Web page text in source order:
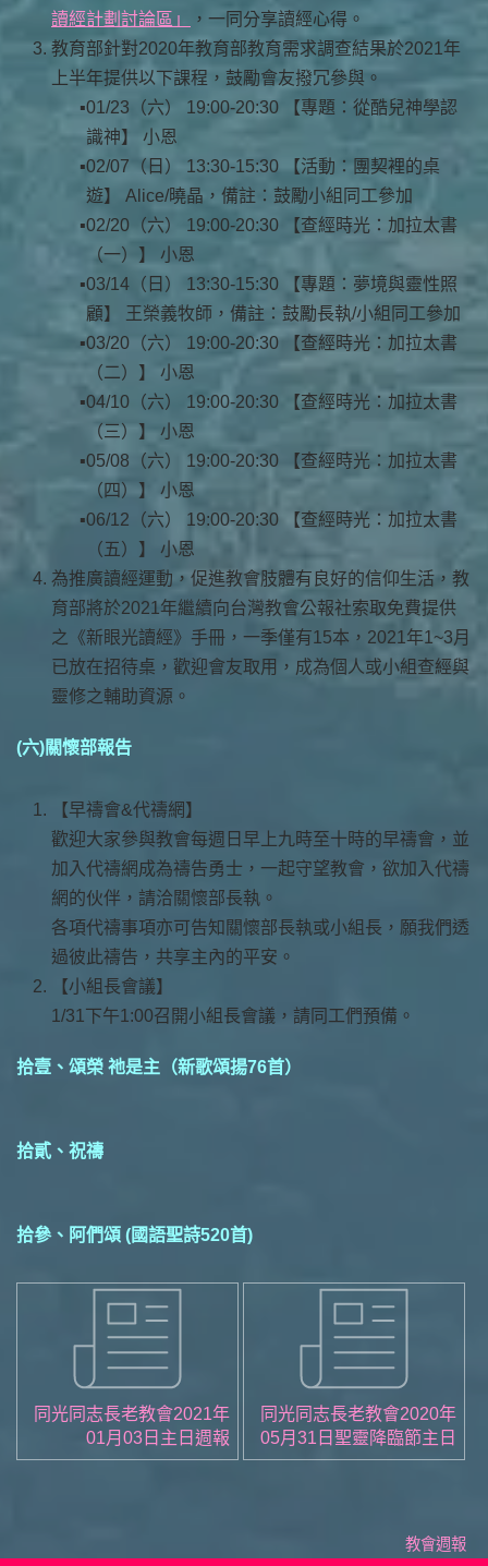
教會週報
讀經計劃討論區」
，一同分享讀經心得。
教育部針對2020年教育部教育需求調查結果於2021年
上半年提供以下課程，鼓勵會友撥冗參與。
01/23（六） 19:00-20:30 【專題：從酷兒神學認
識神】 小恩
02/07（日） 13:30-15:30 【活動：團契裡的桌
遊】 Alice/曉晶，備註： 鼓勵小組同工參加
02/20（六） 19:00-20:30 【查經時光：加拉太書
（一）】 小恩
03/14（日） 13:30-15:30 【專題：夢境與靈性照
顧】 王榮義牧師，備註： 鼓勵長執/小組同工參加
03/20（六） 19:00-20:30 【查經時光：加拉太書
（二）】 小恩
04/10（六） 19:00-20:30 【查經時光：加拉太書
（三）】 小恩
05/08（六） 19:00-20:30 【查經時光：加拉太書
（四）】 小恩
06/12（六） 19:00-20:30 【查經時光：加拉太書
（五）】 小恩
為推廣讀經運動，促進教會肢體有良好的信仰生活，教
育部將於2021年繼續向台灣教會公報社索取免費提供
之《新眼光讀經》手冊，一季僅有15本，2021年1~3月
已放在招待桌，歡迎會友取用，成為個人或小組查經與
靈修之輔助資源。
(六)關懷部報告
【早禱會&代禱網】
歡迎大家參與教會每週日早上九時至十時的早禱會，並
加入代禱網成為禱告勇士，一起守望教會，欲加入代禱
網的伙伴，請洽關懷部長執。
各項代禱事項亦可告知關懷部長執或小組長，願我們透
過彼此禱告，共享主內的平安。
【小組長會議】
1/31下午1:00召開小組長會議，請同工們預備。
拾壹、頌榮 祂是主（新歌頌揚76首）
拾貳、祝禱
拾參、阿們頌 (國語聖詩520首)
同光同志長老教會2021年
01月03日主日週報
同光同志長老教會2020年
05月31日聖靈降臨節主日
週報